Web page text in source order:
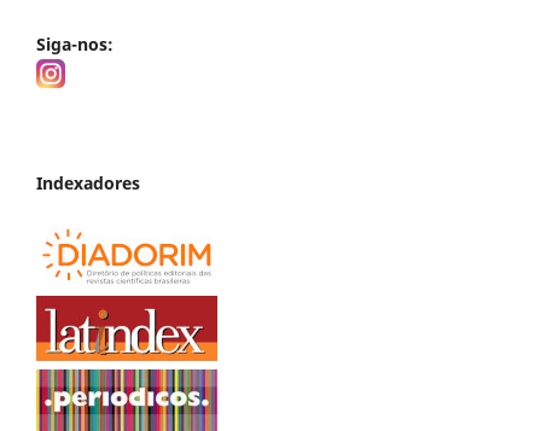
Siga-nos:
Indexadores